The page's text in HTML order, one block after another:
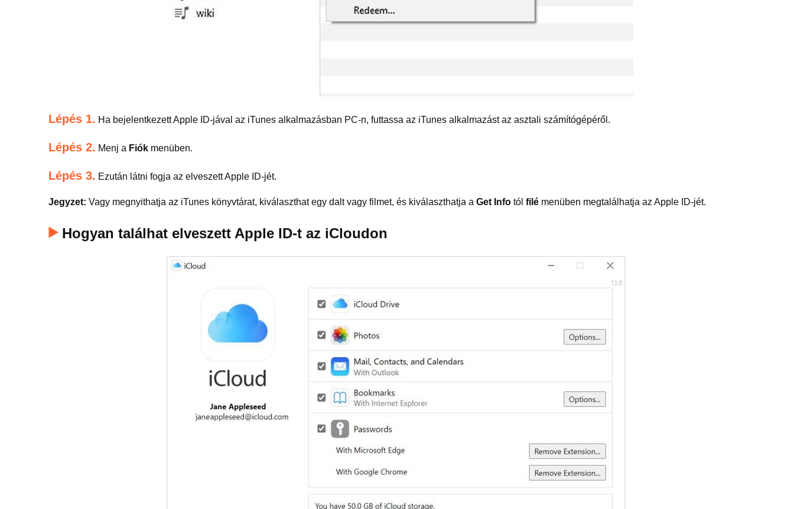
Lépés 1. Ha bejelentkezett Apple ID-jával az iTunes alkalmazásban PC-n, futtassa az iTunes alkalmazást az asztali számítógépéről.
Lépés 2. Menj a Fiók menüben.
Lépés 3. Ezután látni fogja az elveszett Apple ID-jét.
Jegyzet: Vagy megnyithatja az iTunes könyvtárat, kiválaszthat egy dalt vagy filmet, és kiválaszthatja a Get Info tól filé menüben megtalálhatja az Apple ID-jét.
Hogyan találhat elveszett Apple ID-t az iCloudon